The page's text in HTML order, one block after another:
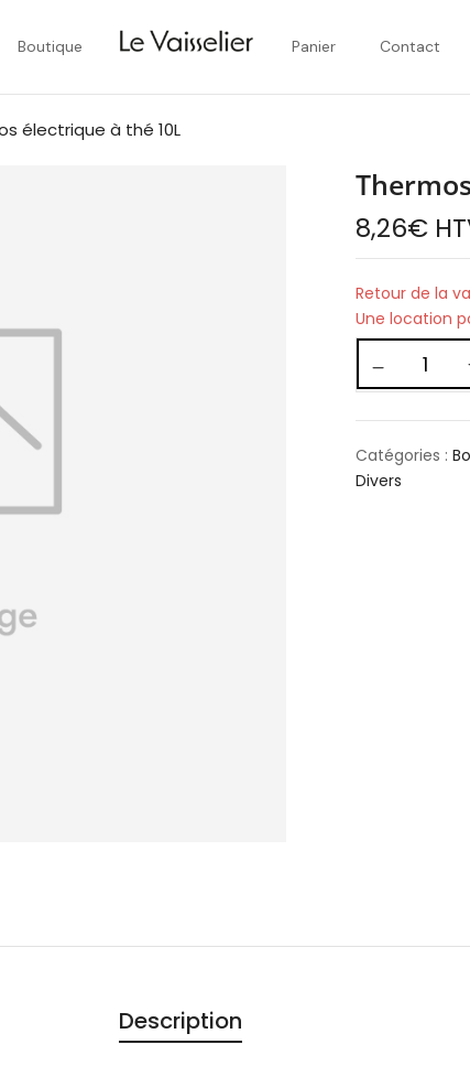
Boutique Panier Contact
électrique à thé 10L
8,26€
Retour de la
Une location
Catégories :
Divers
Description